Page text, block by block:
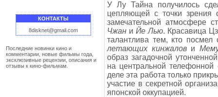
КОНТАКТЫ
8disknet@gmail.com
Последние новинки кино и
комментарии, новые фильмы года,
эксклюзивные рецензии, описания и
отзывы к кино-фильмам.
У Лу Тайна получилось
цепляющей с точки зрения
замечательной атмосфере
Чжан иЙе Лью. Красавица
талантлива тем, кто
летающих кинжалови
образ загадочной
на центральной
деле эта работа только
участие в секретной
японской оккупацией.